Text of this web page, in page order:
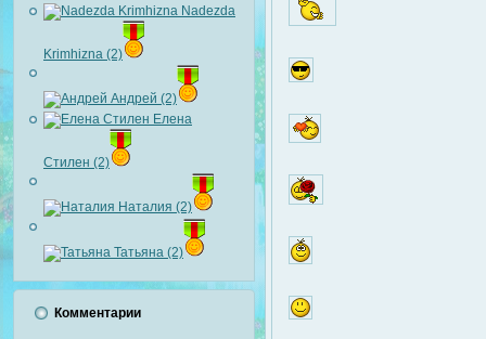
Nadezda
Krimhizna (2)
Андрей (2)
Елена
Стилен (2)
Наталия (2)
Татьяна (2)
Комментарии